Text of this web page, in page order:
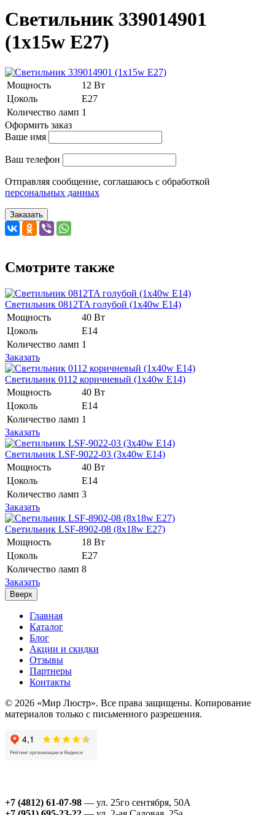
Светильник 339014901
(1x15w E27)
Мощность
12 Вт
Цоколь
Е27
Количество ламп 1
Оформить заказ
Ваше имя
Ваш телефон
Отправляя сообщение, соглашаюсь с обработкой
персональных данных
Заказать
Смотрите также
Светильник 0812TA голубой (1x40w E14)
Мощность
40 Вт
Цоколь
Е14
Количество ламп 1
Заказать
Светильник 0112 коричневый (1x40w E14)
Мощность
40 Вт
Цоколь
E14
Количество ламп 1
Заказать
Светильник LSF-9022-03 (3x40w E14)
Мощность
40 Вт
Цоколь
Е14
Количество ламп 3
Заказать
Светильник LSF-8902-08 (8x18w E27)
Мощность
18 Вт
Цоколь
Е27
Количество ламп 8
Заказать
Вверх
Главная
Каталог
Блог
Акции и скидки
Отзывы
Партнеры
Контакты
© 2026 «Мир Люстр». Все права защищены. Копирование
материалов только с письменного разрешения.
+7 (4812) 61-07-98 — ул. 25го сентября, 50А